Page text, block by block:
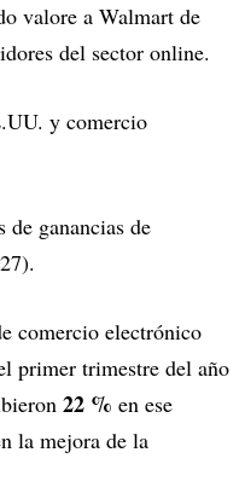
valore a Walmart de
del sector online.
y comercio
de ganancias de
comercio electrónico
primer trimestre del año
22 % en ese
la mejora de la